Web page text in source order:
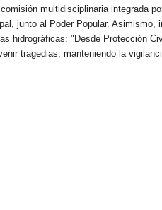
multidisciplinaria integrada
junto al Poder Popular. Asimismo,
hidrográficas: "Desde Protección
tragedias, manteniendo la